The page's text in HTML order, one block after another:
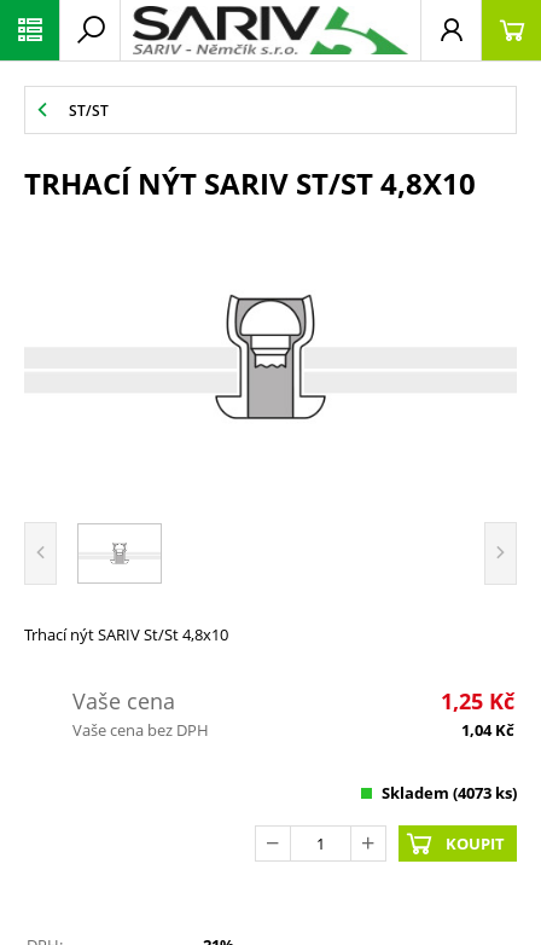
ST/ST
TRHACÍ NÝT SARIV ST/ST 4,8X10
Trhací nýt SARIV St/St 4,8x10
Vaše cena 1,25 Kč
Vaše cena bez DPH 1,04Kč
Skladem (4073 ks)
KOUPIT